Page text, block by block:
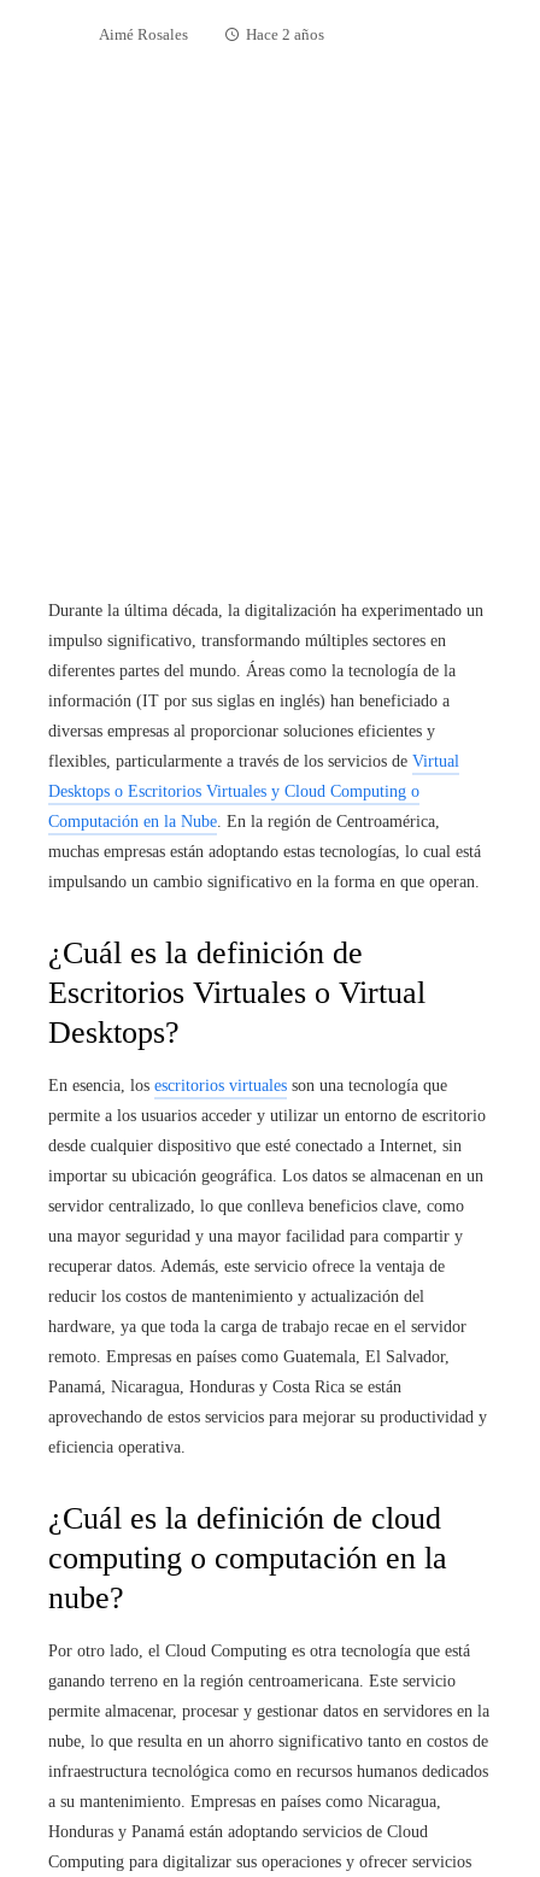
Aimé Rosales Hace 2 años
Durante la última década, la digitalización ha experimentado un
impulso significativo, transformando múltiples sectores en
diferentes partes del mundo. Áreas como la tecnología de la
información (IT por sus siglas en inglés) han beneficiado a
diversas empresas al proporcionar soluciones eficientes y
flexibles, particularmente a través de los servicios de Virtual
Desktops o Escritorios Virtuales y Cloud Computing o
Computación en la Nube . En la región de Centroamérica,
muchas empresas están adoptando estas tecnologías, lo cual está
impulsando un cambio significativo en la forma en que operan.
¿Cuál es la definición de
Escritorios Virtuales o Virtual
Desktops?
En esencia, los escritorios virtuales son una tecnología que
permite a los usuarios acceder y utilizar un entorno de escritorio
desde cualquier dispositivo que esté conectado a Internet, sin
importar su ubicación geográfica. Los datos se almacenan en un
servidor centralizado, lo que conlleva beneficios clave, como
una mayor seguridad y una mayor facilidad para compartir y
recuperar datos. Además, este servicio ofrece la ventaja de
reducir los costos de mantenimiento y actualización del
hardware, ya que toda la carga de trabajo recae en el servidor
remoto. Empresas en países como Guatemala, El Salvador,
Panamá, Nicaragua, Honduras y Costa Rica se están
aprovechando de estos servicios para mejorar su productividad y
eficiencia operativa.
¿Cuál es la definición de cloud
computing o computación en la
nube?
Por otro lado, el Cloud Computing es otra tecnología que está
ganando terreno en la región centroamericana. Este servicio
permite almacenar, procesar y gestionar datos en servidores en la
nube, lo que resulta en un ahorro significativo tanto en costos de
infraestructura tecnológica como en recursos humanos dedicados
a su mantenimiento. Empresas en países como Nicaragua,
Honduras y Panamá están adoptando servicios de Cloud
Computing para digitalizar sus operaciones y ofrecer servicios